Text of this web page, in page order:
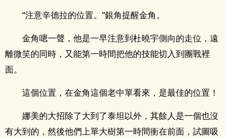
“注意辛德拉的位置。”銀角提醒金角。
金角嗯一聲，他是一早注意到杜曉宇側向的走位，遠
離微笑的同時，又能第一時間把他的技能切入到團戰裡
面。
這個位置，在金角這個老中單看來，是最佳的位置！
娜美的大招除了大到了泰坦以外，其餘人是一個也沒
有大到的，然後他們上單大樹第一時間衝在前面，試圖吸